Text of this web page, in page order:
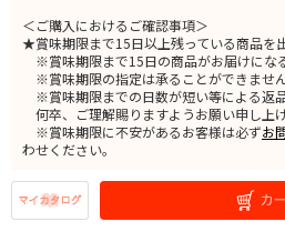
＜ご購入におけるご確認事項＞
★賞味期限まで15日以上残っている商品を
※賞味期限まで15日の商品がお届けにな
※賞味期限の指定は承ることができません
※賞味期限までの日数が短い等による返品
何卒、ご理解賜りますようお願い申し上げ
※賞味期限に不安があるお客様は必ずお
わせください。